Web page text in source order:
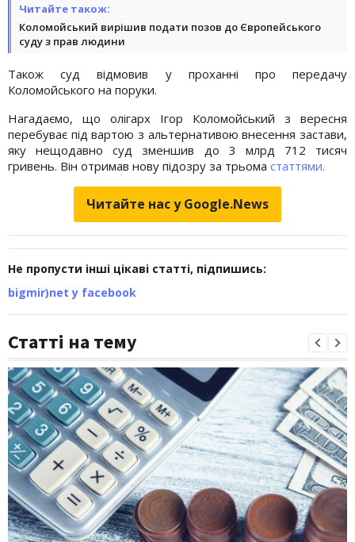
Читайте також:
Коломойський вирішив подати позов до Європейського
суду з прав людини
Також суд відмовив у проханні про передачу
Коломойського на поруки.
Нагадаємо, що олігарх Ігор Коломойський з вересня
перебуває під вартою з альтернативою внесення застави,
яку нещодавно суд зменшив до 3 млрд 712 тисяч
гривень. Він отримав нову підозру за трьома статтями.
Читайте нас у Google.News
Не пропусти інші цікаві статті, підпишись:
bigmir)net у facebook
Статті на тему